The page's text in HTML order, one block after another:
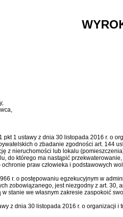
pkt 1 ustawy z dnia 30 listopada 2016 r. o
o zbadanie zgodności art. 144
z nieruchomości lub lokalu
do którego ma nastąpić
praw człowieka i podstawowych
r. o postępowaniu egzekucyjnym w
zobowiązanego, jest niezgodny z art. 30,
stanie we własnym zakresie zaspokoić
z dnia 30 listopada 2016 r. o organizacji